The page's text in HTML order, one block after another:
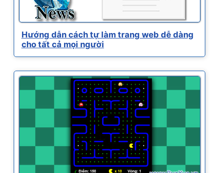
Hướng dẫn cách tự làm trang web dễ dàng
cho tất cả mọi người